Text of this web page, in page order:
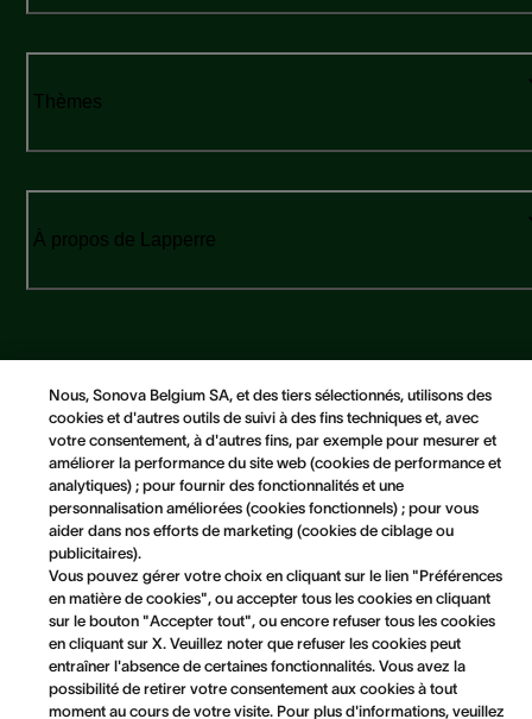
Thèmes
À propos de Lapperre
Copyright © 2026 Sonova. All Rights Reserved.
Conditions générales
Avis de confidentialité
Avis concernant les cookies
Politique Cookies
Préférences en matière de cookies
Nous, Sonova Belgium SA, et des tiers sélectionnés, utilisons des
cookies et d'autres outils de suivi à des fins techniques et, avec
votre consentement, à d'autres fins, par exemple pour mesurer et
améliorer la performance du site web (cookies de performance et
analytiques) ; pour fournir des fonctionnalités et une
personnalisation améliorées (cookies fonctionnels) ; pour vous
aider dans nos efforts de marketing (cookies de ciblage ou
publicitaires).
Vous pouvez gérer votre choix en cliquant sur le lien "Préférences
en matière de cookies", ou accepter tous les cookies en cliquant
sur le bouton "Accepter tout", ou encore refuser tous les cookies
en cliquant sur X. Veuillez noter que refuser les cookies peut
entraîner l'absence de certaines fonctionnalités. Vous avez la
possibilité de retirer votre consentement aux cookies à tout
moment au cours de votre visite. Pour plus d'informations, veuillez